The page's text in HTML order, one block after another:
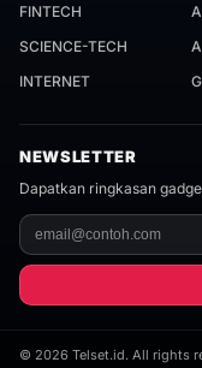
FINTECH
SCIENCE-TECH
INTERNET
NEWSLETTER
Dapatkan ringkasan
© 2026 Telset.id. All rights